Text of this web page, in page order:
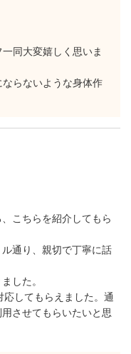
同大変嬉しく思いま
らないような身体作
こちらを紹介してもら
通り、親切で丁寧に話
した。
してもらえました。通
させてもらいたいと思